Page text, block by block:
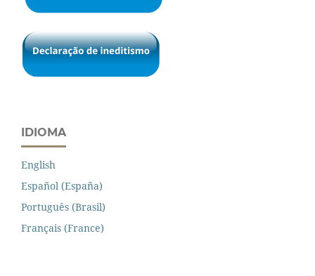
IDIOMA
English
Español (España)
Português (Brasil)
Français (France)